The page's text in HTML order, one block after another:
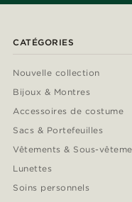
CATÉGORIES
Nouvelle collection
Bijoux & Montres
Accessoires de costume
Sacs & Portefeuilles
Vêtements & Sous-
Lunettes
Soins personnels